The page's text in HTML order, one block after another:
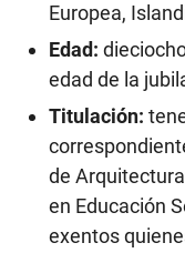
Europea,
Edad:
edad de la
Titulación:
de
en Educación
exentos